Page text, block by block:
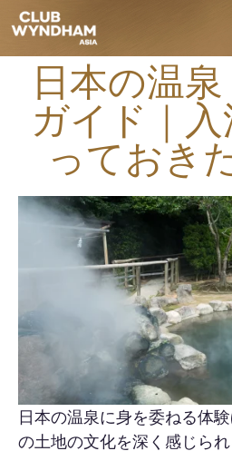
日本の温
ガイド｜
っておき
日本の温泉に身を委ねる体
の土地の文化を深く感じら